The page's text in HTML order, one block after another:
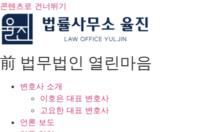
콘텐츠로 건너뛰기
前 법무법인 열린마음
변호사 소개
이호은 대표 변호사
고요한 대표 변호사
언론 보도